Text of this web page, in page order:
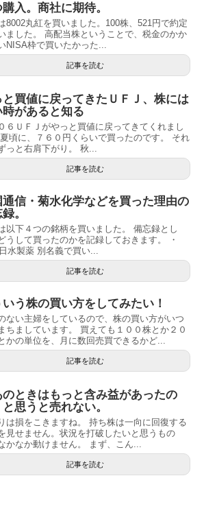
購入。商社に期待。
8002丸紅を買いました。100株、521円で約定
ました。 高配当株ということで、税金のかか
NISA枠で買いたかった...
記事を読む
と買値に戻ってきたＵＦＪ、株には
時があると知る
６ＵＦＪがやっと買値に戻ってきてくれまし
頃に、７６０円くらいで買ったのです。 それ
っと右肩下がり。 秋...
記事を読む
通信・菊水化学などを買った理由の
。
以下４つの銘柄を買いました。 備忘録とし
うして買ったのかを記録しておきます。 ・
水製薬 別名義で買い...
記事を読む
いう株の買い方をしてみたい！
ない主婦をしているので、株の買い方がいつ
ちましています。 買えても１００株とか２０
かの単位を、月に数回売買できるかど...
記事を読む
のときはもっと含み益があったの
思うと売れない。
は損をこきますね。 持ち株は一向に回復する
見せません。状況を打破したいと思うもの
かなか動けません。 まず、こん...
記事を読む